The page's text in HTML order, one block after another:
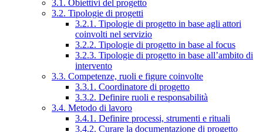
3.1. Obiettivi del progetto
3.2. Tipologie di progetti
3.2.1. Tipologie di progetto in base agli attori
coinvolti nel servizio
3.2.2. Tipologie di progetto in base al focus
3.2.3. Tipologie di progetto in base all’ambito di
intervento
3.3. Competenze, ruoli e figure coinvolte
3.3.1. Coordinatore di progetto
3.3.2. Definire ruoli e responsabilità
3.4. Metodo di lavoro
3.4.1. Definire processi, strumenti e rituali
3.4.2. Curare la documentazione di progetto